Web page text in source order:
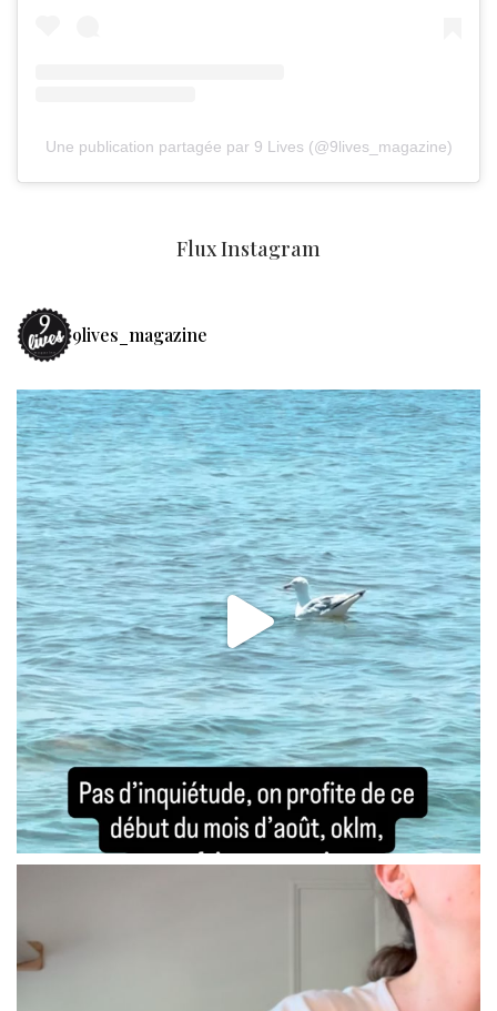
Une publication partagée par 9 Lives (@9lives_magazine)
Flux Instagram
9lives_magazine